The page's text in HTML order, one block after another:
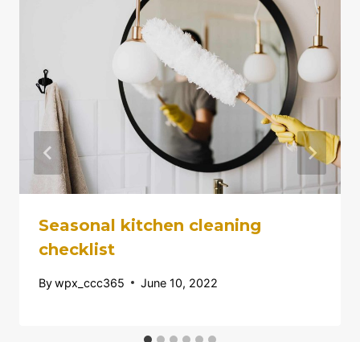
Seasonal kitchen cleaning
checklist
Bywpx_ccc365 June 10, 2022